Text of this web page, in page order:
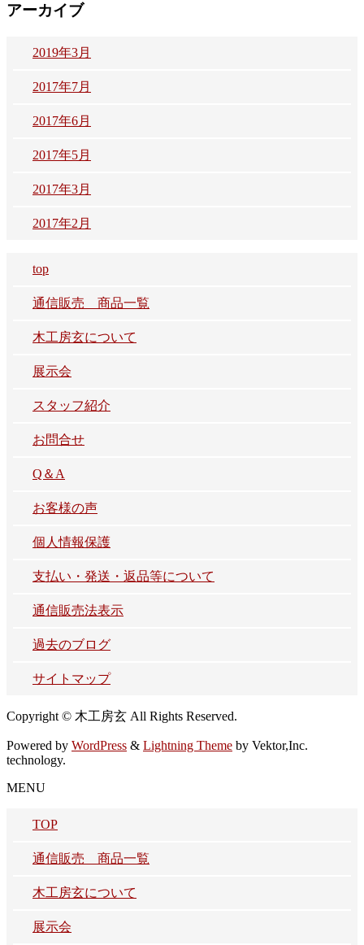
アーカイブ
2019年3月
2017年7月
2017年6月
2017年5月
2017年3月
2017年2月
top
通信販売 商品一覧
木工房玄について
展示会
スタッフ紹介
お問合せ
Q＆A
お客様の声
個人情報保護
支払い・発送・返品等について
通信販売法表示
過去のブログ
サイトマップ
Copyright © 木工房玄 All Rights Reserved.
Powered by WordPress & Lightning Theme by Vektor,Inc.
technology.
MENU
TOP
通信販売 商品一覧
木工房玄について
展示会